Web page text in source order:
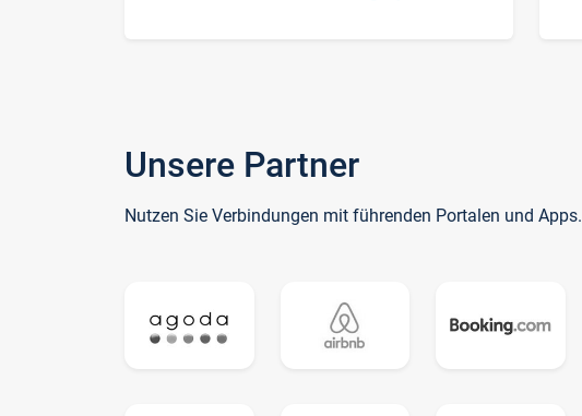
Unsere Partner
Nutzen Sie Verbindungen mit führenden Portalen und Apps.